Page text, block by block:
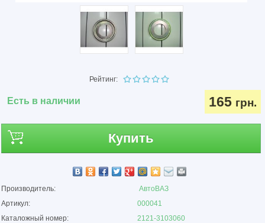
Рейтинг:
Есть в наличии 165 грн.
Купить
Производитель:
АвтоВАЗ
Артикул:
000041
Каталожный номер:
2121-3103060